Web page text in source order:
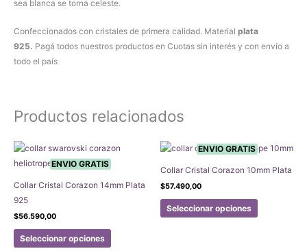
sea blanca se torna celeste.
Confeccionados con cristales de primera calidad. Material plata
925. Pagá todos nuestros productos en Cuotas sin interés y con envío a
todo el país
Productos relacionados
ENVIO GRATIS
Collar Cristal Corazon 14mm Plata
925
$56.590,00
Seleccionar opciones
Este
producto
ENVIO GRATIS
Collar Cristal Corazon 10mm Plata
$57.490,00
Seleccionar opciones
Este
producto